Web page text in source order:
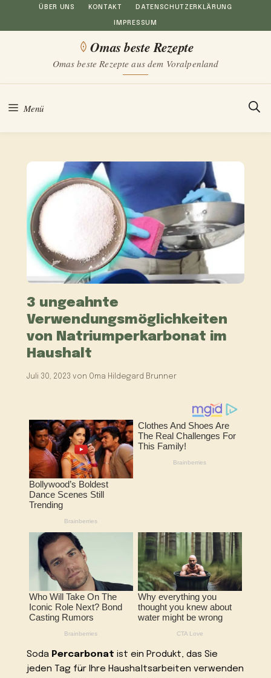
Inhalt
ÜBER UNS KONTAKT DATENSCHUTZERKLÄRUNG
IMPRESSUM
Omas beste Rezepte
Omas beste Rezepte aus dem Voralpenland
Menü
3 ungeahnte
Verwendungsmöglichkeiten
von Natriumperkarbonat im
Haushalt
Juli 30, 2023 von Oma Hildegard Brunner
Soda Percarbonat ist ein Produkt, das Sie
jeden Tag für Ihre Haushaltsarbeiten verwenden